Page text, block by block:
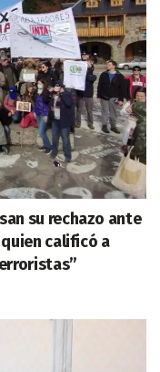
su rechazo ante
calificó a